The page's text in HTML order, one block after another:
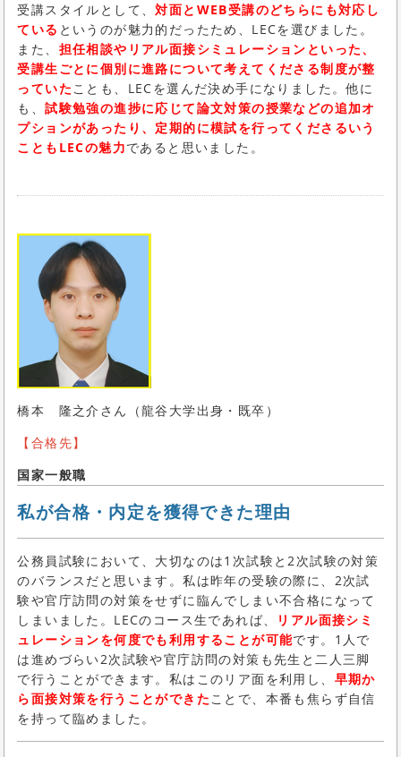
受講スタイルとして、対面とWEB受講のどちらにも対応し
ている というのが魅力的だったため、LECを選びました。
また、 担任相談やリアル面接シミュレーションといった、
受講生ごとに個別に進路について考えてくださる制度が整
っていたことも、LECを選んだ決め手になりました。他に
も、試験勉強の進捗に応じて論文対策の授業などの追加オ
プションがあったり、定期的に模試を行ってくださるいう
こともLECの魅力であると思いました。
橋本 隆之介さん（龍谷大学出身・既卒）
【合格先】
国家一般職
私が合格・内定を獲得できた理由
公務員試験において、大切なのは1次試験と2次試験の対策
のバランスだと思います。私は昨年の受験の際に、2次試
験や官庁訪問の対策をせずに臨んでしまい不合格になって
しまいました。LECのコース生であれば、
リアル面接シミ
ュレーションを何度でも利用することが可能です。1人で
は進めづらい2次試験や官庁訪問の対策も先生と二人三脚
で行うことができます。私はこのリア面を利用し、 早期か
ら面接対策を行うことができたことで、本番も焦らず自信
を持って臨めました。